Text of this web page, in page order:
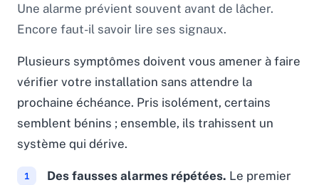
Une alarme prévient souvent avant de lâcher.
Encore faut-il savoir lire ses signaux.
Plusieurs symptômes doivent vous amener à faire
vérifier votre installation sans attendre la
prochaine échéance. Pris isolément, certains
semblent bénins ; ensemble, ils trahissent un
système qui dérive.
Des fausses alarmes répétées. Le premier